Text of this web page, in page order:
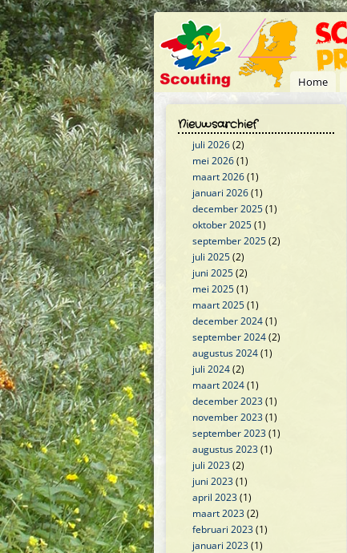
Overslaan en naar de inhoud gaan
Home
Nieuwsarchief
juli 2026(2)
mei 2026(1)
maart 2026(1)
januari 2026(1)
december 2025(1)
oktober 2025(1)
september 2025(2)
juli 2025(2)
juni 2025(2)
mei 2025(1)
maart 2025(1)
december 2024(1)
september 2024(2)
augustus 2024(1)
juli 2024(2)
maart 2024(1)
december 2023(1)
november 2023(1)
september 2023(1)
augustus 2023(1)
juli 2023(2)
juni 2023(1)
april 2023(1)
maart 2023(2)
februari 2023(1)
januari 2023(1)